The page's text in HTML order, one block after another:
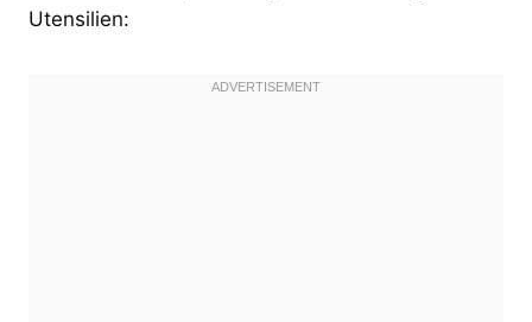
Utensilien: